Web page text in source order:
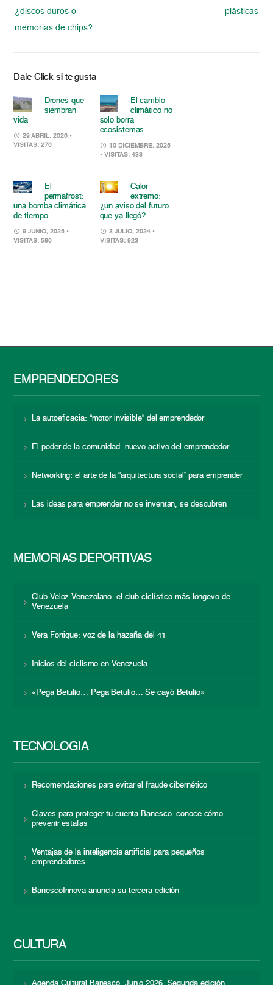
¿discos duros o
memorias de chips?
plásticas
Dale Click si te gusta
Drones que
siembran
vida
29 ABRIL, 2026 •
VISITAS: 276
El cambio
climático no
solo borra
ecosistemas
10 DICIEMBRE, 2025
• VISITAS: 433
El
permafrost:
una bomba climática
de tiempo
9 JUNIO, 2025 •
VISITAS: 580
Calor
extremo:
¿un aviso del futuro
que ya llegó?
3 JULIO, 2024 •
VISITAS: 923
EMPRENDEDORES
La autoeficacia: “motor invisible” del emprendedor
El poder de la comunidad: nuevo activo del emprendedor
Networking: el arte de la “arquitectura social” para emprender
Las ideas para emprender no se inventan, se descubren
MEMORIAS DEPORTIVAS
Club Veloz Venezolano: el club ciclístico más longevo de
Venezuela
Vera Fortique: voz de la hazaña del 41
Inicios del ciclismo en Venezuela
«Pega Betulio… Pega Betulio… Se cayó Betulio»
TECNOLOGÍA
Recomendaciones para evitar el fraude cibernético
Claves para proteger tu cuenta Banesco: conoce cómo
prevenir estafas
Ventajas de la inteligencia artificial para pequeños
emprendedores
BanescoInnova anuncia su tercera edición
CULTURA
Agenda Cultural Banesco. Junio 2026. Segunda edición